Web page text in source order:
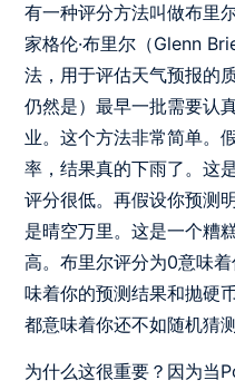
有一种评分方法叫做布里
家格伦·布里尔（Glenn
法，用于评估天气预报的
仍然是）最早一批需要认
业。这个方法非常简单。
率，结果真的下雨了。这
评分很低。再假设你预测
是晴空万里。这是一个糟
高。布里尔评分为0意味
味着你的预测结果和抛硬
都意味着你还不如随机猜测
为什么这很重要？因为当